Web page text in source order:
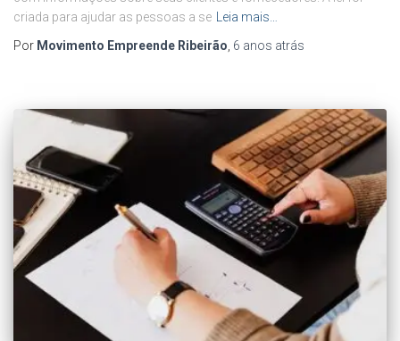
criada para ajudar as pessoas a se
Leia mais…
Por Movimento Empreende Ribeirão 6 anos atrás